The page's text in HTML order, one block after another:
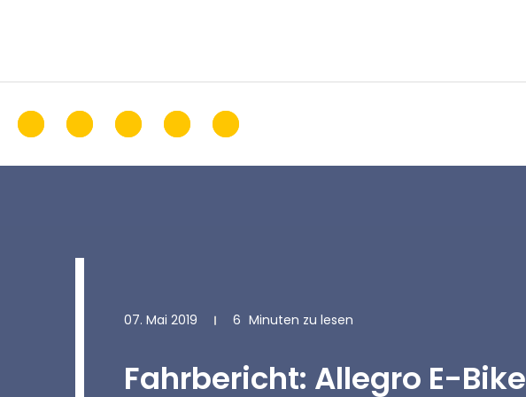
07. Mai 2019 6 Minuten zu lesen
Fahrbericht: Allegro E-Bike